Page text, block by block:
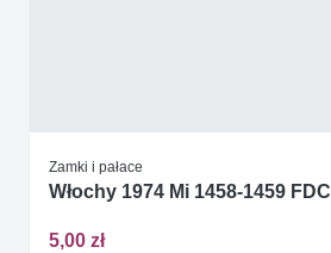
Zamki i pałace
Włochy 1974 Mi 1458-1459 FDC
5,00 zł